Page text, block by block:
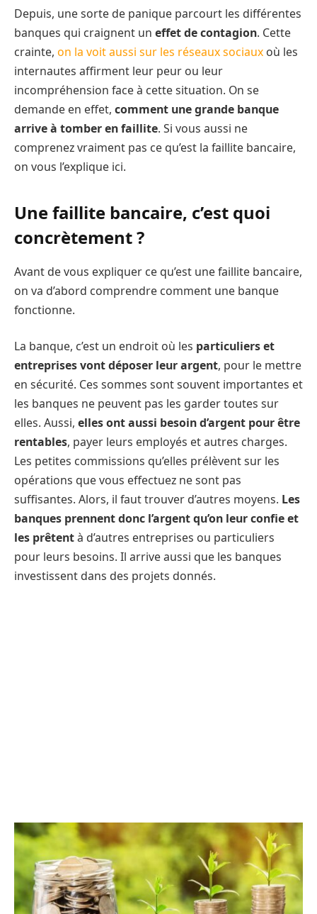
Depuis, une sorte de panique parcourt les différentes
banques qui craignent un effet de contagion. Cette
crainte, on la voit aussi sur les réseaux sociaux où les
internautes affirment leur peur ou leur
incompréhension face à cette situation. On se
demande en effet, comment une grande banque
arrive à tomber en faillite. Si vous aussi ne
comprenez vraiment pas ce qu’est la faillite bancaire,
on vous l’explique ici.
Une faillite bancaire, c’est quoi
concrètement ?
Avant de vous expliquer ce qu’est une faillite bancaire,
on va d’abord comprendre comment une banque
fonctionne.
La banque, c’est un endroit où les particuliers et
entreprises vont déposer leur argent, pour le mettre
en sécurité. Ces sommes sont souvent importantes et
les banques ne peuvent pas les garder toutes sur
elles. Aussi, elles ont aussi besoin d’argent pour être
rentables, payer leurs employés et autres charges.
Les petites commissions qu’elles prélèvent sur les
opérations que vous effectuez ne sont pas
suffisantes. Alors, il faut trouver d’autres moyens. Les
banques prennent donc l’argent qu’on leur confie et
les prêtentà d’autres entreprises ou particuliers
pour leurs besoins. Il arrive aussi que les banques
investissent dans des projets donnés.